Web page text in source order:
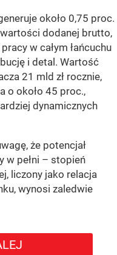
około 0,75 proc.
dodanej brutto,
w całym łańcuchu
i detal. Wartość
21 mld zł rocznie,
o około 45 proc.,
dynamicznych
że potencjał
w pełni – stopień
liczony jako relacja
wynosi zaledwie